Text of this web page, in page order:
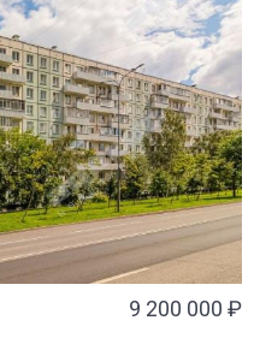
9 200 000 ₽